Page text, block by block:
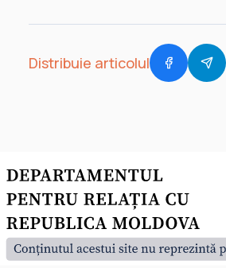
Distribuie articolul